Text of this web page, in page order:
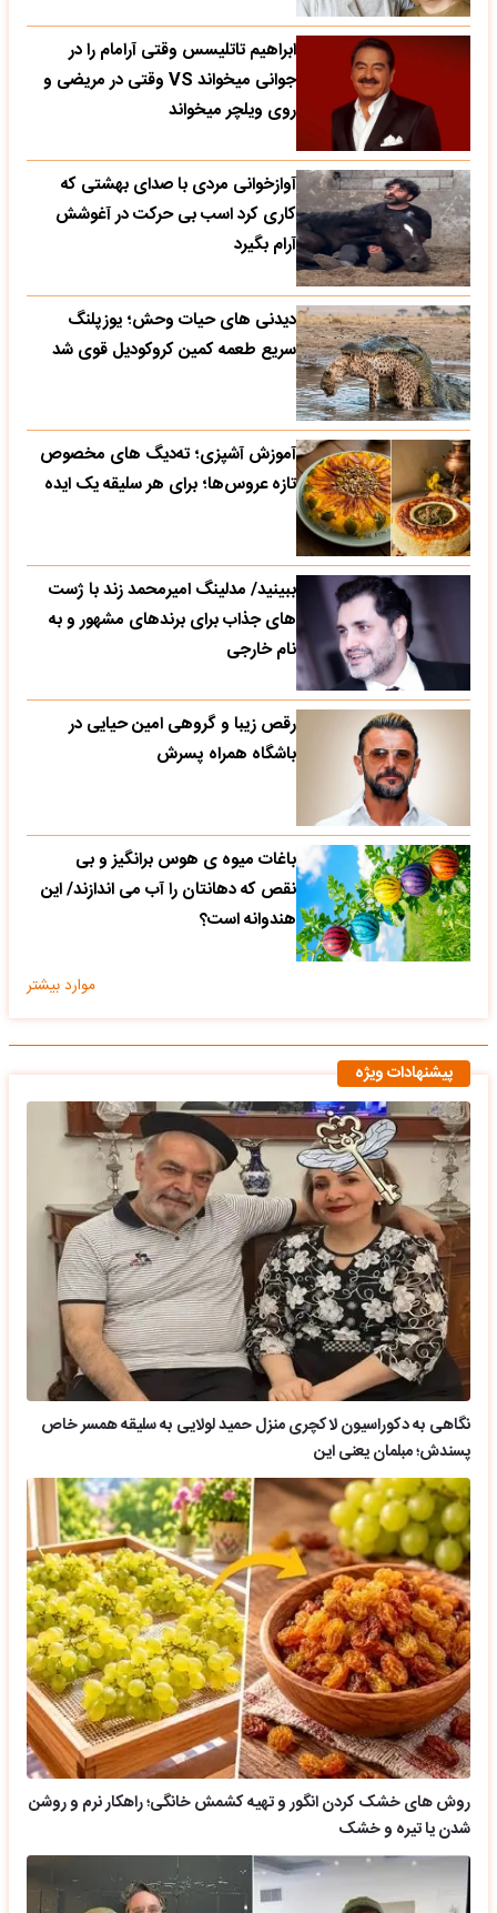
ابراهیم تاتلیسس وقتی آرامام را در
جوانی میخواند VS وقتی در مریضی و
روی ویلچر میخواند
آوازخوانی مردی با صدای بهشتی که
کاری کرد اسب بی حرکت در آغوشش
آرام بگیرد
دیدنی های حیات وحش؛ یوزپلنگ
سریع طعمه کمین کروکودیل قوی شد
آموزش آشپزی؛ ته‌دیگ‌ های مخصوص
تازه‌ عروس‌ها؛ برای هر سلیقه یک ایده
ببینید/ مدلینگ امیرمحمد زند با ژست
های جذاب برای برندهای مشهور و به
نام خارجی
رقص زیبا و گروهی امین حیایی در
باشگاه همراه پسرش
باغات میوه ی هوس برانگیز و بی
نقص که دهانتان را آب می اندازند/ این
هندوانه است؟
موارد بیشتر
پیشنهادات ویژه
نگاهی به دکوراسیون لاکچری منزل حمید لولایی به سلیقه همسر خاص
پسندش؛ مبلمان یعنی این
روش های خشک کردن انگور و تهیه کشمش خانگی؛ راهکار نرم و روشن
شدن یا تیره و خشک